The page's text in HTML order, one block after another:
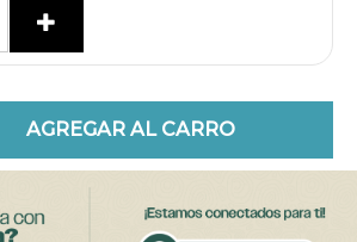
AGREGAR AL CARRO